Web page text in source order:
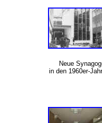
Neue
in den 1960er-